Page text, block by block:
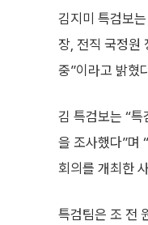
김지미 특검보
장, 전직 국정원
중”이라고 밝혔
김 특검보는 “
을 조사했다”며
회의를 개최한
특검팀은 조 전